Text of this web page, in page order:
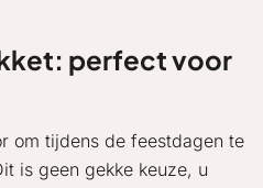
perfect voor
om tijdens de feestdagen te
is geen gekke keuze, u